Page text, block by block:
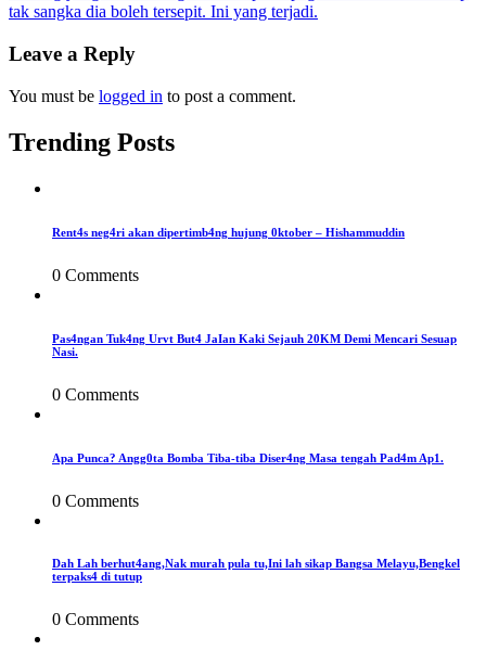
navigation
tak sangka dia boleh tersepit. Ini yang terjadi.
Leave a Reply
You must be logged in to post a comment.
Trending Posts
Rent4s neg4ri akan dipertimb4ng hujung 0ktober – Hishammuddin
0 Comments
Pas4ngan Tuk4ng Urvt But4 JaIan Kaki Sejauh 20KM Demi Mencari Sesuap
Nasi.
0 Comments
Apa Punca? Angg0ta Bomba Tiba-tiba Diser4ng Masa tengah Pad4m Ap1.
0 Comments
Dah Lah berhut4ang,Nak murah pula tu,Ini lah sikap Bangsa Melayu,Bengkel
terpaks4 di tutup
0 Comments